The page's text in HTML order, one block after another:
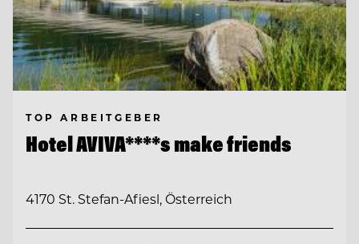
TOP ARBEITGEBER
Hotel AVIVA****s make friends
4170 St. Stefan-Afiesl, Österreich